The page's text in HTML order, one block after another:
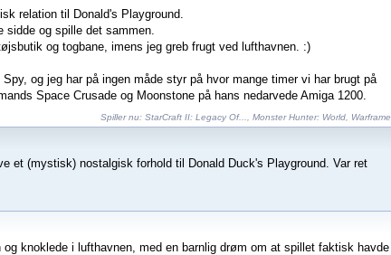
relation til Donald's Playground.
sidde og spille det sammen.
og togbane, imens jeg greb frugt ved lufthavnen. :)
og jeg har på ingen måde styr på hvor mange timer vi har brugt på
Space Crusade og Moonstone på hans nedarvede Amiga 1200.
Spiller nu: StarCraft II: Legacy Of... Monster Hunter: World Warframe
et (mystisk) nostalgisk forhold til Donald Duck's Playground. Var ret
knoklede i lufthavnen, med en barnlig drøm om at spillet faktisk havde